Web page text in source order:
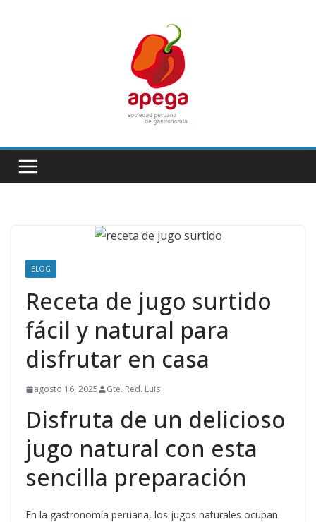
BLOG
Receta de jugo surtido
fácil y natural para
disfrutar en casa
agosto 16, 2025 Gte. Red. Luis
Disfruta de un delicioso
jugo natural con esta
sencilla preparación
En la gastronomía peruana, los jugos naturales ocupan